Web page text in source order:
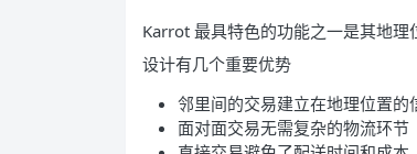
Karrot 最具特色的功能之一是其地
设计有几个重要优势
邻里间的交易建立在地理位置的
面对面交易无需复杂的物流环节